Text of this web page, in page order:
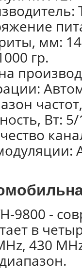
:
мм:
гр.
:
Вт:
:
9800 -
в
430